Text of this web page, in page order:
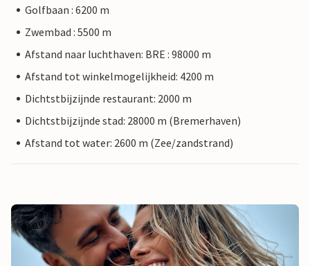
Golfbaan : 6200 m
Zwembad : 5500 m
Afstand naar luchthaven: BRE : 98000 m
Afstand tot winkelmogelijkheid: 4200 m
Dichtstbijzijnde restaurant: 2000 m
Dichtstbijzijnde stad: 28000 m (Bremerhaven)
Afstand tot water: 2600 m (Zee/zandstrand)